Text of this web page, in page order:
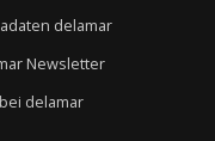
delamar
Newsletter
delamar